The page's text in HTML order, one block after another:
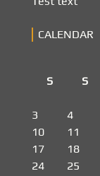
CALENDAR
S
S
3
4
10
11
17
18
24
25